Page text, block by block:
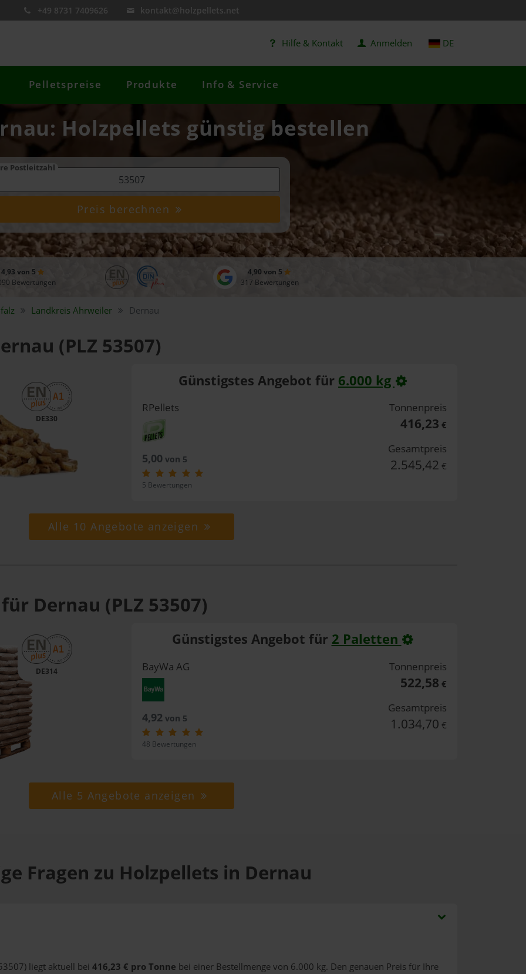
+49 8731 7409626 kontakt@holzpellets.net
Hilfe & Kontakt Anmelden DE
Pelletspreise Produkte Info & Service
Holzpellets günstig bestellen
Postleitzahl
Preis berechnen
4,93 von 5
Bewertungen
4,90 von 5
317 Bewertungen
LandkreisAhrweiler Dernau
(PLZ 53507)
DE330
Günstigstes Angebot für 6.000 kg
RPellets
5,00 von 5
5 Bewertungen
Tonnenpreis
416,23 €
Gesamtpreis
2.545,42 €
Alle 10 Angebote anzeigen
Dernau (PLZ 53507)
DE314
Günstigstes Angebot für 2 Paletten
BayWa AG
4,92von 5
48 Bewertungen
Tonnenpreis
522,58 €
Gesamtpreis
1.034,70 €
Alle 5 Angebote anzeigen
Fragen zu Holzpellets in Dernau
liegt aktuell bei 416,23 € pro Tonne bei einer Bestellmenge von 6.000 kg. Den genauen Preis für Ihre